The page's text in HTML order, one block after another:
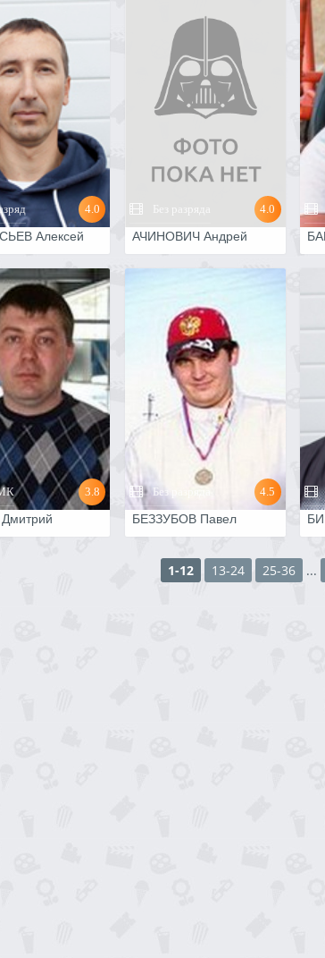
4.0
Алексей
Без разряда 4.0
АЧИНОВИЧ Андрей
3.8 Без разряда 4.5
БЕЗЗУБОВ Павел
1-12 13-24 25-36 ...